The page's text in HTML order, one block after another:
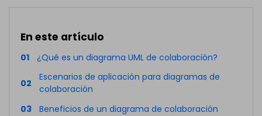
En este artículo
01 ¿Qué es un diagrama UML de colaboración?
02
Escenarios de aplicación para diagramas de
colaboración
03
Beneficios de un diagrama de colaboración